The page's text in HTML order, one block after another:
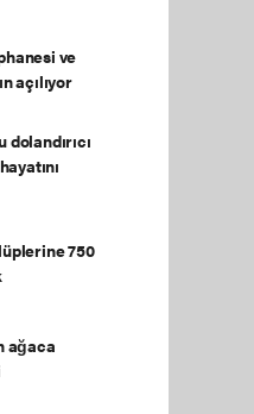
ve
açılıyor
750
ağaca